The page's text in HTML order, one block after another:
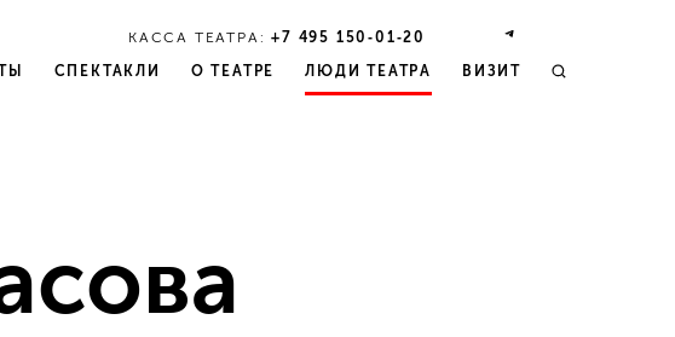
КАССА ТЕАТРА:+7 495 150‑01‑20
СПЕКТАКЛИ О ТЕАТРЕ ЛЮДИ ТЕАТРА ВИЗИТ